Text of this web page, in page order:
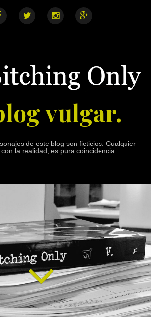
T I
a
m
G
vulgar.
de este blog son ficticios. Cualquier
la realidad, es pura coincidencia.